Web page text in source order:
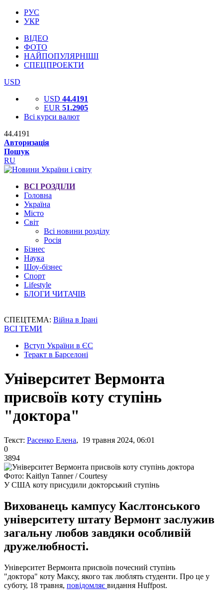
РУС
УКР
ВІДЕО
ФОТО
НАЙПОПУЛЯРНІШІ
СПЕЦПРОЕКТИ
USD
USD 44.4191
EUR 51.2905
Всі курси валют
44.4191
Авторизація
Пошук
RU
ВСІ РОЗДІЛИ
Головна
Україна
Місто
Світ
Всі новини розділу
Росія
Бізнес
Наука
Шоу-бізнес
Спорт
Lifestyle
БЛОГИ ЧИТАЧІВ
СПЕЦТЕМА: Війна в Ірані
ВСІ ТЕМИ
Вступ України в ЄС
Теракт в Барселоні
Університет Вермонта
присвоїв коту ступінь
"доктора"
Текст: Расенко Елена, 19 травня 2024, 06:01
0
3894
Фото: Kaitlyn Tanner / Courtesy
У США коту присудили докторський ступінь
Вихованець кампусу Каслтонського
університету штату Вермонт заслужив
загальну любов завдяки особливій
дружелюбності.
Університет Вермонта присвоїв почесний ступінь
"доктора" коту Максу, якого так люблять студенти. Про це у
суботу, 18 травня, повідомляє видання Нuffpost.